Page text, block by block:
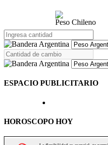
Peso Chileno
ESPACIO PUBLICITARIO
HOROSCOPO HOY